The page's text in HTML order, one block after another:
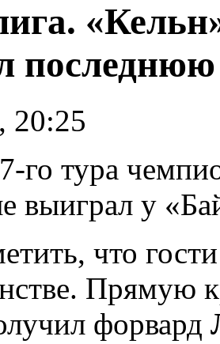
последнюю
20:25
го тура
выиграл у
что
Прямую
форвард